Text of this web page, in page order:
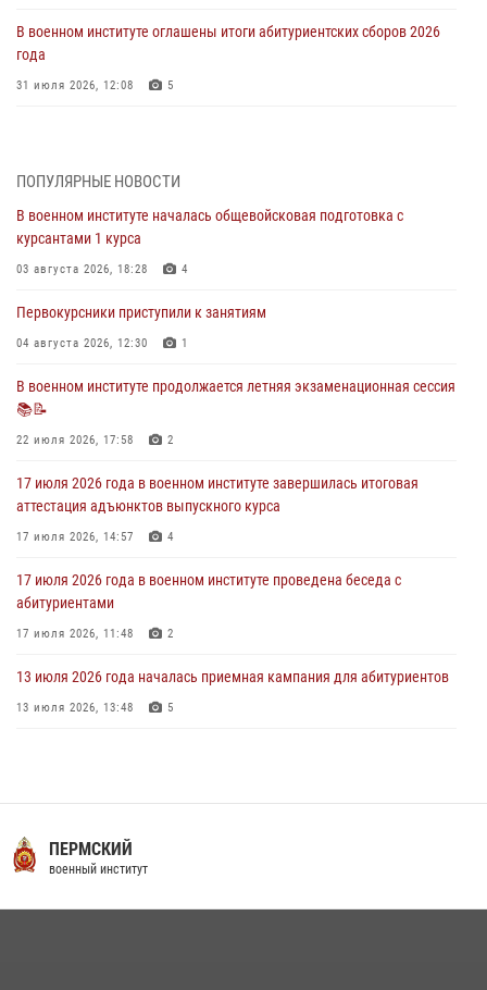
В военном институте оглашены итоги абитуриентских сборов 2026
года
31 июля 2026, 12:08 5
29 июля 2026, 06:45 2
29 июля 2026 года курсанты военного института успешно сдали
экзамен по вождению
29 июля 2026, 06:41 6
28 июля 2026 года в военном институте организована беседа и
праздничный молебен
В военном институте завершается летняя экзаменационная сессия
28 июля 2026, 10:41
ПОПУЛЯРНЫЕ НОВОСТИ
В военном институте началась общевойсковая подготовка с
курсантами 1 курса
03 августа 2026, 18:28 4
Первокурсники приступили к занятиям
04 августа 2026, 12:30 1
В военном институте продолжается летняя экзаменационная сессия
📚📝
22 июля 2026, 17:58 2
17 июля 2026 года в военном институте завершилась итоговая
аттестация адъюнктов выпускного курса
17 июля 2026, 14:57 4
17 июля 2026 года в военном институте проведена беседа с
абитуриентами
17 июля 2026, 11:48 2
13 июля 2026 года началась приемная кампания для абитуриентов
13 июля 2026, 13:48 5
16 июля 2026, 12:29 3
29 июля 2026 года в военном институте состоялась церемония
приведения военнослужащих к Военной присяге
ПЕРМСКИЙ
военный институт